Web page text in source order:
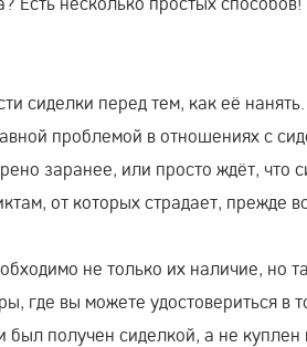
сиделки перед тем, как её
проблемой в отношениях с
заранее, или просто ждёт, что
от которых страдает, прежде
не только их наличие, но
где вы можете удостовериться в
получен сиделкой, а не